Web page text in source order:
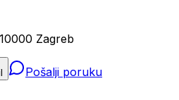
Zagreb
Pošalji poruku